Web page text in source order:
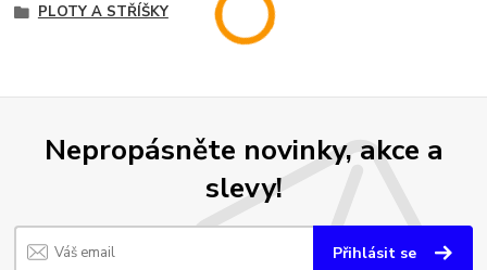
PLOTY A STŘÍŠKY
Nepropásněte novinky, akce a
slevy!
Přihlásit se